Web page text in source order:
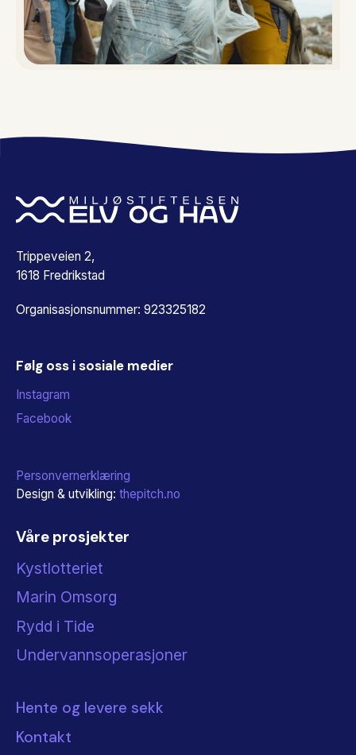
Trippeveien 2,
1618 Fredrikstad
Organisasjonsnummer: 923325182
Følg oss i sosiale medier
Instagram
Facebook
Personvernerklæring
Design & utvikling: thepitch.no
Våre prosjekter
Kystlotteriet
Marin Omsorg
Rydd i Tide
Undervannsoperasjoner
Hente og levere sekk
Kontakt